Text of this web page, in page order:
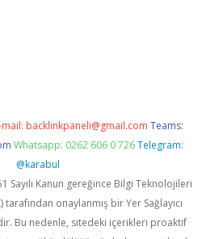
mail: backlinkpaneli@gmail.com Teams:
Whatsapp: 0262 606 0 726 Telegram:
@karabul
Sayılı Kanun gereğince Bilgi Teknolojileri
onaylanmış bir Yer Sağlayıcı
Bu nedenle, sitedeki içerikleri proaktif